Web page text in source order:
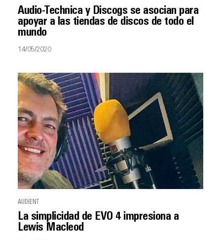
Audio-Technica y Discogs se asocian para
apoyar a las tiendas de discos de todo el
mundo
14/05/2020
AUDIENT
La simplicidad de EVO 4 impresiona a
Lewis Macleod